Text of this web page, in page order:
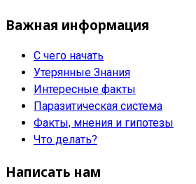
Важная информация
С чего начать
Утерянные Знания
Интересные факты
Паразитическая система
Факты, мнения и гипотезы
Что делать?
Написать нам